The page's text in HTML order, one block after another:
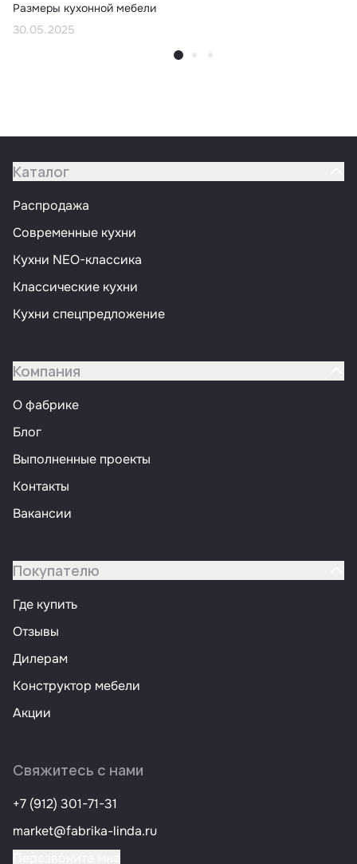
Размеры кухонной мебели
30.05.2025
Каталог
Распродажа
Современные кухни
Кухни NEO-классика
Классические кухни
Кухни спецпредложение
Компания
О фабрике
Блог
Выполненные проекты
Контакты
Вакансии
Покупателю
Где купить
Отзывы
Дилерам
Конструктор мебели
Акции
Свяжитесь с нами
+7 (912) 301-71-31
market@fabrika-linda.ru